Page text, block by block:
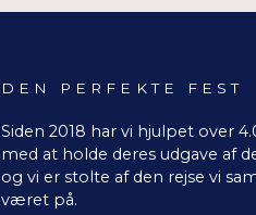
DEN PERFEKTE FEST
Siden 2018 har vi hjulpet over
med at holde deres udgave af
og vi er stolte af den rejse vi
været på.